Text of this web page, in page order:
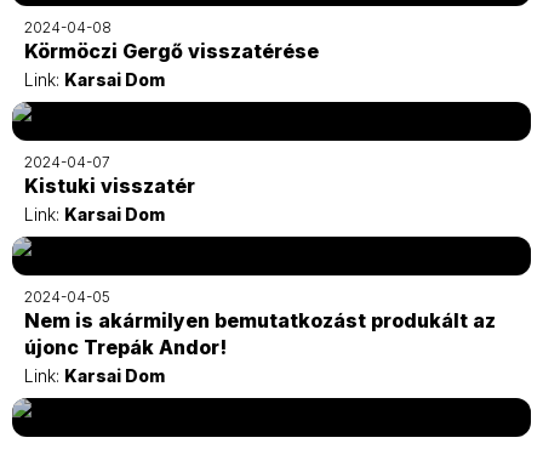
2024-04-08
Körmöczi Gergő visszatérése
Link: Karsai Dom
2024-04-07
Kistuki visszatér
Link: Karsai Dom
2024-04-05
Nem is akármilyen bemutatkozást produkált az
újonc Trepák Andor!
Link: Karsai Dom